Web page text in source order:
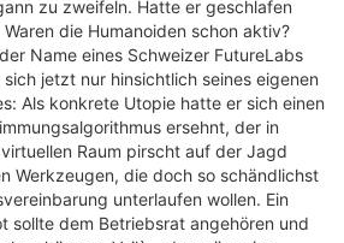
zu zweifeln. Hatte er geschlafen
die Humanoiden schon aktiv?
Name eines Schweizer FutureLabs
sich jetzt nur hinsichtlich seines eigenen
Als konkrete Utopie hatte er sich einen
ersehnt, der in
Raum pirscht auf der Jagd
Werkzeugen, die doch so schändlichst
unterlaufen wollen. Ein
sollte dem Betriebsrat angehören und